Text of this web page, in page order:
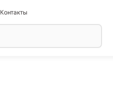
Контакты